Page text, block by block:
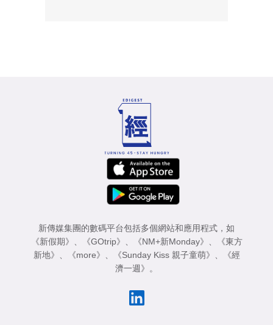
新傳媒集團的數碼平台包括多個網站和應用程式，如
《新假期》
《GOtrip》 《NM+新Monday》
《東方
新地》
《more》 《Sunday Kiss 親子童萌》
《經
濟一週》
。